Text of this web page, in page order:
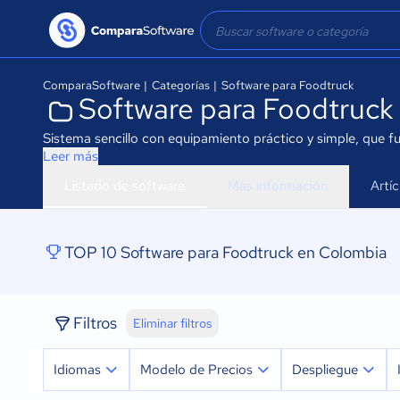
ComparaSoftware | Categorías | Software para Foodtruck
Software para
Sistema sencillo con equipamiento práctico y simple, que
Leer más
Más información
TOP 10 Software para Foodtruck en Colombia
Filtros Eliminar filtros
Idiomas Modelo de Precios Despliegue